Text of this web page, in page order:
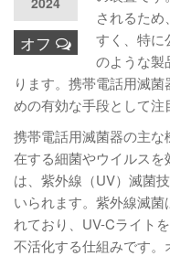
オフ
されるた
すく、特に
のような製
ります。携帯電話用滅
めの有効な手段として注
携帯電話用滅菌器の主
在する細菌やウイルス
は、紫外線（UV）滅菌
いられます。紫外線滅
れており、UV-Cライト
不活化する仕組みです